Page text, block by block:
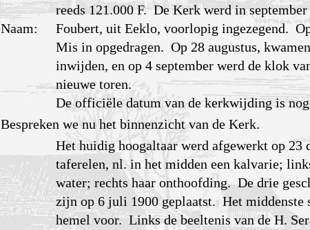
Naam:
reeds 121.000 F. De Kerk werd in
Foubert, uit Eeklo, voorlopig ingezegend.
Mis in opgedragen. Op 28 augustus,
inwijden, en op 4 september werd de klok
nieuwe toren.
De officiële datum van de kerkwijding is
Bespreken we nu het binnenzicht van de Kerk.
Het huidig hoogaltaar werd afgewerkt op 23
taferelen, nl. in het midden een kalvarie;
water; rechts haar onthoofding. De drie
zijn op 6 juli 1900 geplaatst. Het middenste
hemel voor. Links de beeltenis van de H.